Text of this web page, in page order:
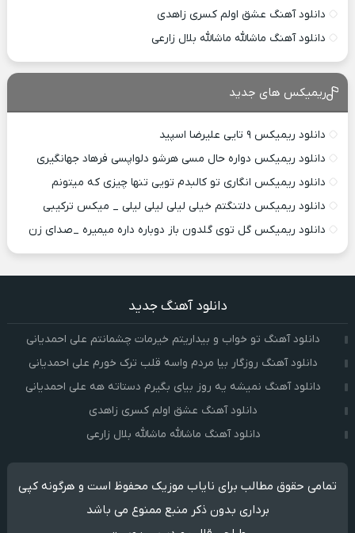
دانلود آهنگ عشق اولم کسری زاهدی
دانلود آهنگ ماشالله ماشالله بلال زارعی
ریمیکس های جدید
دانلود ریمیکس ۹ تایی علیرضا اسپید
دانلود ریمیکس دواره حال مسی هرشو دلواپسی فرهاد جهانگیری
دانلود ریمیکس انگاری تو کالبدم تویی تنها چیزی که میتونم
دانلود ریمیکس دلتنگتم خیلی لیلی لیلی لیلی _ میکس ترکیبی
دانلود ریمیکس گل توی گلدون باز دوباره داره میمیره _صدای زن
دانلود آهنگ جدید
دانلود آهنگ تو خواب و بیداریتم خیرمات چشمانتم علی احمدیانی
دانلود آهنگ روزگار بیا مردم واسه قلب ترک خورم علی احمدیانی
دانلود آهنگ نمیشه یه روز بیای بگیرم دستاته هه علی احمدیانی
دانلود آهنگ عشق اولم کسری زاهدی
دانلود آهنگ ماشالله ماشالله بلال زارعی
تمامی حقوق مطالب برای نایاب موزیک محفوظ است و هرگونه کپی
برداری بدون ذکر منبع ممنوع می باشد